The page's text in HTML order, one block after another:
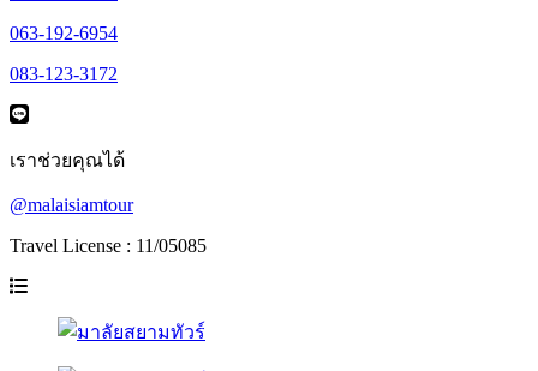
063-192-6954
083-123-3172
เราช่วยคุณได้
@malaisiamtour
Travel License : 11/05085